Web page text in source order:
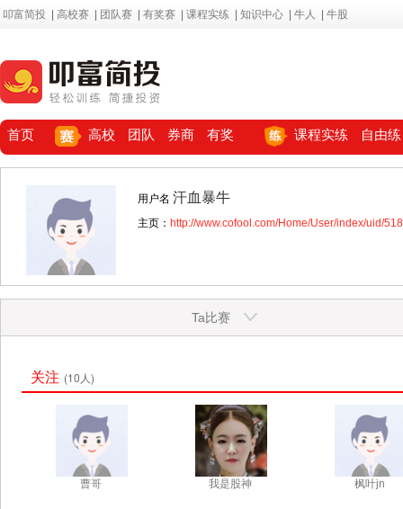
叩富简投 高校赛 团队赛 有奖赛 课程实练 知识中心 牛人 牛股
首页 高校 团队 券商 有奖 课程实练 自由练
用户名 汗血暴牛
主页： http://www.cofool.com/Home/User/index/uid/
Ta比赛
关注 (10人)
曹哥 我是股神 枫叶jn